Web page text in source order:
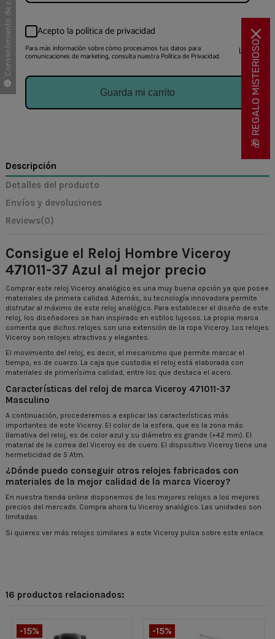
Acepto la política de privacidad
Para más información sobre cómo procesamos tus datos para
comunicaciones de marketing, consulta nuestra Política de Privacidad.
Guarda mi carrito
Descripción
Detalles del producto
Envíos y devoluciones
Reviews(0)
Consigue el Reloj Hombre Viceroy
471011-37 Azul al mejor precio
Comprar este reloj Viceroy analógico es una muy buena opción ya que posee
materiales de primera calidad. Además, su tecnología innovadora permite
disfrutar al máximo de este reloj analógico. Para establecer el diseño de este
reloj, los diseñadores se han inspirado en estilos lujosos. La propia marca
comenta que dichos relojes son una extensión de la ropa Viceroy. Los relojes
Viceroy son relojes atractivos y elegantes.
El movimiento del reloj, es decir, el mecanismo que permite marcar el
tiempo, es de cuarzo. La caja que custodia el reloj está elaborada con
materiales de primerísima calidad, entre los que destaca el acero.
Características del reloj de marca Viceroy 471011-37
Masculino
A continuación, procederemos a explicar las características más
importantes de este Viceroy. El color de la esfera, que es la zona más
llamativa del reloj, es de color azul y su diámetro es grande (+42 mm). El
material de la correa del Viceroy es de cuero. El dispositivo Viceroy tiene una
hermeticidad de 5 Atm.
¿Dónde puedo conseguir otros relojes fabricados con
materiales de la mejor calidad de la marca Viceroy?
En nuestra tienda online disponemos de los mejores relojes a los mejores
precios del mercado. Compra ahora tu Viceroy analógico. Las unidades son
limitadas.
Si quieres ver más relojes similares a este Viceroy pulsa sobre este enlace.
16 productos relacionados:
-15% -15%
🎁 REGALO MISTERIOSO
Consentimiento de cookies